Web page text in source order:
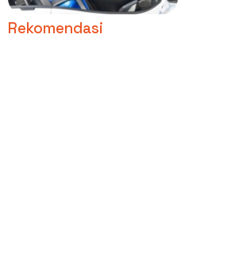
Rekomendasi